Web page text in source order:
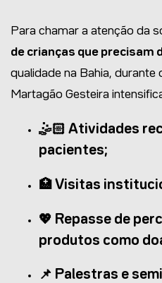
Para chamar a atenção da
de crianças que precisam
qualidade na Bahia, durante
Martagão Gesteira
🤹🏻 Atividades
pacientes;
🏥 Visitas
💖 Repasse de
produtos como
📌 Palestras e